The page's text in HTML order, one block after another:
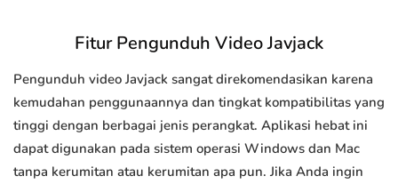
Fitur Pengunduh Video Javjack
Pengunduh video Javjack sangat direkomendasikan karena
kemudahan penggunaannya dan tingkat kompatibilitas yang
tinggi dengan berbagai jenis perangkat. Aplikasi hebat ini
dapat digunakan pada sistem operasi Windows dan Mac
tanpa kerumitan atau kerumitan apa pun. Jika Anda ingin